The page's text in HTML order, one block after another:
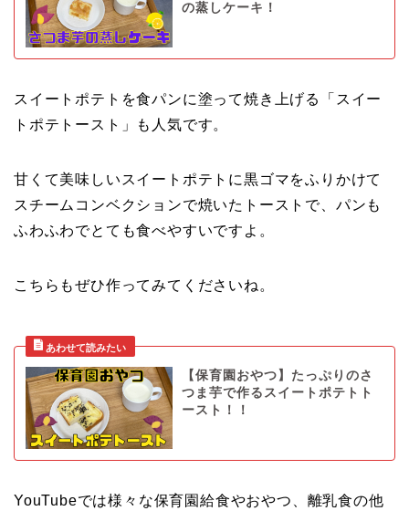
の蒸しケーキ！
スイートポテトを食パンに塗って焼き上げる「スイー
トポテトースト」も人気です。
甘くて美味しいスイートポテトに黒ゴマをふりかけて
スチームコンベクションで焼いたトーストで、パンも
ふわふわでとても食べやすいですよ。
こちらもぜひ作ってみてくださいね。
【保育園おやつ】たっぷりのさ
つま芋で作るスイートポテトト
ースト！！
YouTubeでは様々な保育園給食やおやつ、離乳食の他